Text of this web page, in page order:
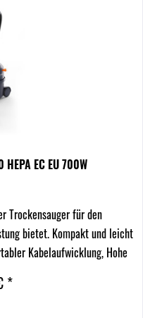
EC EU 700W
Trockensauger für den
bietet. Kompakt und leicht
Kabelaufwicklung, Hohe
*